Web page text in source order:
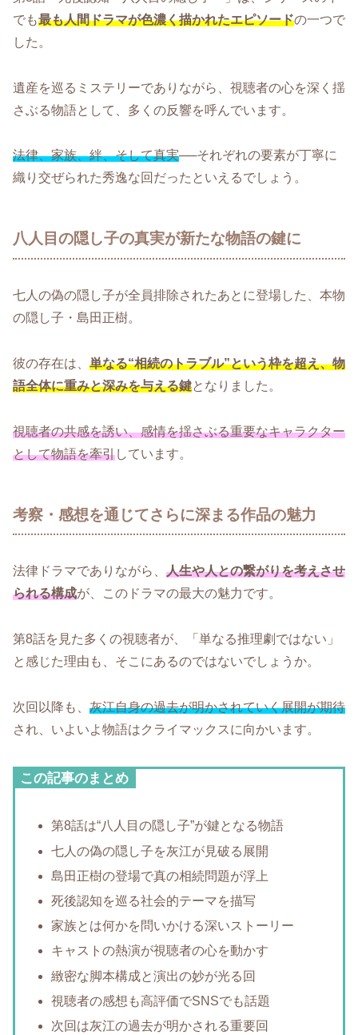
でも最も人間ドラマが色濃く描かれたエピソードの一つで
した。
遺産を巡るミステリーでありながら、視聴者の心を深く揺
さぶる物語として、多くの反響を呼んでいます。
法律、家族、絆、そして真実──それぞれの要素が丁寧に
織り交ぜられた秀逸な回だったといえるでしょう。
八人目の隠し子の真実が新たな物語の鍵に
七人の偽の隠し子が全員排除されたあとに登場した、本物
の隠し子・島田正樹。
彼の存在は、 単なる“相続のトラブル”という枠を超え、物
語全体に重みと深みを与える鍵となりました。
視聴者の共感を誘い、感情を揺さぶる重要なキャラクター
として物語を牽引しています。
考察・感想を通じてさらに深まる作品の魅力
法律ドラマでありながら、 人生や人との繋がりを考えさせ
られる構成が、このドラマの最大の魅力です。
第8話を見た多くの視聴者が、「単なる推理劇ではない」
と感じた理由も、そこにあるのではないでしょうか。
次回以降も、 灰江自身の過去が明かされていく展開が期待
され、いよいよ物語はクライマックスに向かいます。
この記事のまとめ
第8話は“八人目の隠し子”が鍵となる物語
七人の偽の隠し子を灰江が見破る展開
島田正樹の登場で真の相続問題が浮上
死後認知を巡る社会的テーマを描写
家族とは何かを問いかける深いストーリー
キャストの熱演が視聴者の心を動かす
緻密な脚本構成と演出の妙が光る回
視聴者の感想も高評価でSNSでも話題
次回は灰江の過去が明かされる重要回